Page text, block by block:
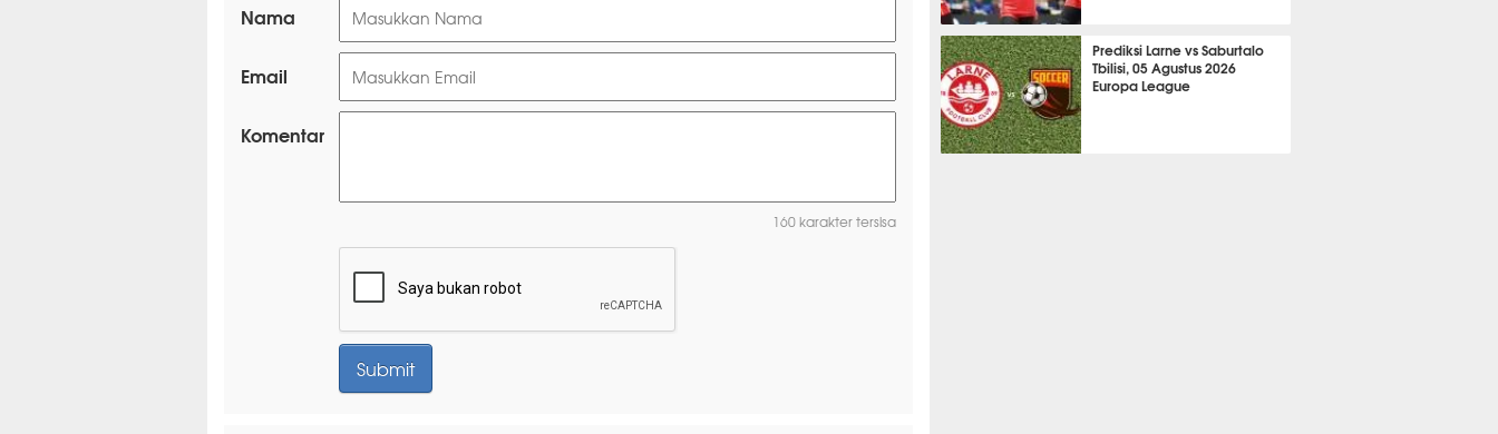
Nama
Email
Komentar
160 karakter tersisa
OLAHRAGA LAIN
Prediksi Larne vs Saburtalo
Tbilisi, 05 Agustus 2026
Europa League